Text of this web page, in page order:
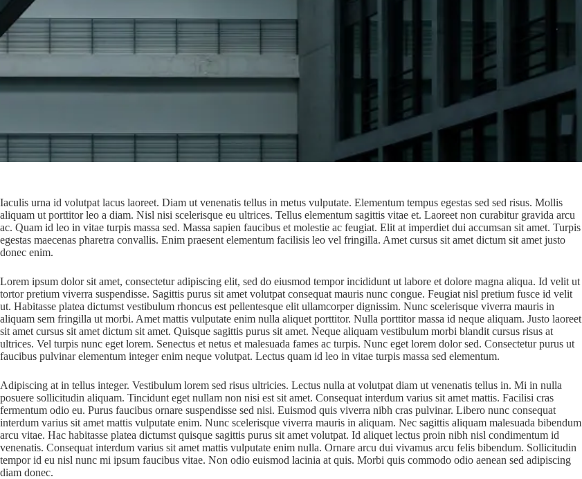
Iaculis urna id volutpat lacus laoreet. Diam ut venenatis tellus in metus vulputate. Elementum tempus egestas sed sed risus. Mollis
aliquam ut porttitor leo a diam. Nisl nisi scelerisque eu ultrices. Tellus elementum sagittis vitae et. Laoreet non curabitur gravida arcu
ac. Quam id leo in vitae turpis massa sed. Massa sapien faucibus et molestie ac feugiat. Elit at imperdiet dui accumsan sit amet. Turpis
egestas maecenas pharetra convallis. Enim praesent elementum facilisis leo vel fringilla. Amet cursus sit amet dictum sit amet justo
donec enim.
Lorem ipsum dolor sit amet, consectetur adipiscing elit, sed do eiusmod tempor incididunt ut labore et dolore magna aliqua. Id velit ut
tortor pretium viverra suspendisse. Sagittis purus sit amet volutpat consequat mauris nunc congue. Feugiat nisl pretium fusce id velit
ut. Habitasse platea dictumst vestibulum rhoncus est pellentesque elit ullamcorper dignissim. Nunc scelerisque viverra mauris in
aliquam sem fringilla ut morbi. Amet mattis vulputate enim nulla aliquet porttitor. Nulla porttitor massa id neque aliquam. Justo laoreet
sit amet cursus sit amet dictum sit amet. Quisque sagittis purus sit amet. Neque aliquam vestibulum morbi blandit cursus risus at
ultrices. Vel turpis nunc eget lorem. Senectus et netus et malesuada fames ac turpis. Nunc eget lorem dolor sed. Consectetur purus ut
faucibus pulvinar elementum integer enim neque volutpat. Lectus quam id leo in vitae turpis massa sed elementum.
Adipiscing at in tellus integer. Vestibulum lorem sed risus ultricies. Lectus nulla at volutpat diam ut venenatis tellus in. Mi in nulla
posuere sollicitudin aliquam. Tincidunt eget nullam non nisi est sit amet. Consequat interdum varius sit amet mattis. Facilisi cras
fermentum odio eu. Purus faucibus ornare suspendisse sed nisi. Euismod quis viverra nibh cras pulvinar. Libero nunc consequat
interdum varius sit amet mattis vulputate enim. Nunc scelerisque viverra mauris in aliquam. Nec sagittis aliquam malesuada bibendum
arcu vitae. Hac habitasse platea dictumst quisque sagittis purus sit amet volutpat. Id aliquet lectus proin nibh nisl condimentum id
venenatis. Consequat interdum varius sit amet mattis vulputate enim nulla. Ornare arcu dui vivamus arcu felis bibendum. Sollicitudin
tempor id eu nisl nunc mi ipsum faucibus vitae. Non odio euismod lacinia at quis. Morbi quis commodo odio aenean sed adipiscing
diam donec.